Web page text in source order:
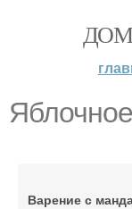
Варение с